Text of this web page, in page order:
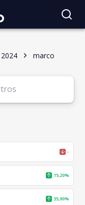
2024 marco
-
15,20%
35,90%